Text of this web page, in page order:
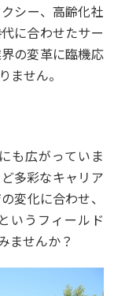
シー、高齢化社
に合わせたサー
の変革に臨機応
ません。
も広がっていま
多彩なキャリア
変化に合わせ、
いうフィールド
ませんか？